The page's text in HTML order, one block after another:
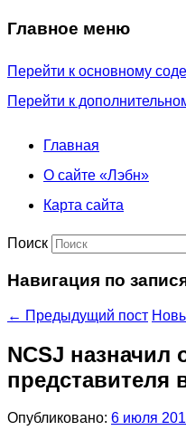
Главное меню
Перейти к основному
Перейти к
Главная
О сайте «Лэбн»
Карта сайта
Поиск
Навигация по
← Предыдущий пост
NCSJ назначил
представителя
Опубликовано: 6 июля